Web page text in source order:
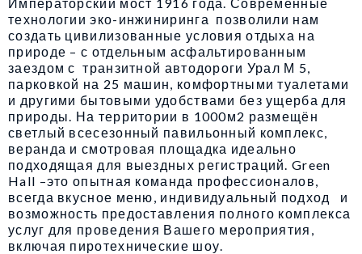
технологии эко-инжиниринга позволили нам
создать цивилизованные условия отдыха на
природе – с отдельным асфальтированным
заездом с транзитной автодороги Урал М 5,
парковкой на 25 машин, комфортными туалетами
и другими бытовыми удобствами без ущерба для
природы. На территории в 1000м2 размещён
светлый всесезонный павильонный комплекс,
веранда и смотровая площадка идеально
подходящая для выездных регистраций. Green
Hall –это опытная команда профессионалов,
всегда вкусное меню, индивидуальный подход и
возможность предоставления полного комплекса
услуг для проведения Вашего мероприятия,
включая пиротехнические шоу.